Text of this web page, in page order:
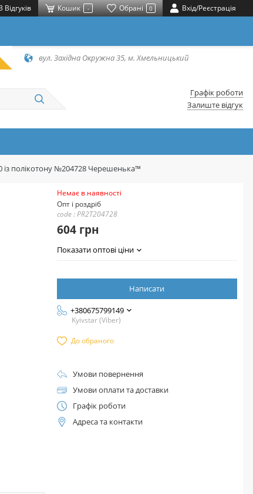
Відгуків Кошик - Обрані 0 Вхід/Реєстрація
вул. Західна Окружна 35, м. Хмельницький
Графік роботи
Залиште відгук
із полікотону №204728 Черешенька™
Немає в наявності
Опт і роздріб
code : PR2T204728
604 грн
Показати оптові ціни
Написати
+380675799149
Kyivstar (Viber)
До обраного
Умови повернення
Умови оплати та доставки
Графік роботи
Адреса та контакти